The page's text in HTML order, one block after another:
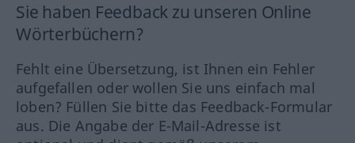
Sie haben Feedback zu unseren Online
Wörterbüchern?
Fehlt eine Übersetzung, ist Ihnen ein Fehler
aufgefallen oder wollen Sie uns einfach mal
loben? Füllen Sie bitte das Feedback-Formular
aus. Die Angabe der E-Mail-Adresse ist